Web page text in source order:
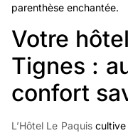
parenthèse enchantée.
Votre
Tignes :
confort
L’Hôtel Le Paquiscultive